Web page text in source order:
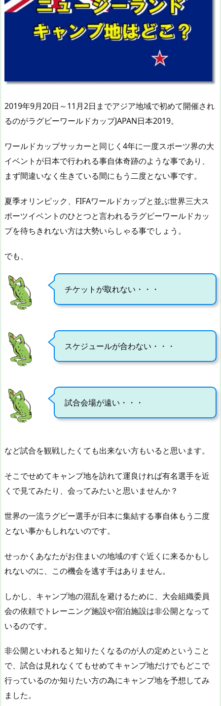
2019年9月20日～11月2日までアジア地域で初めて開催され
るのがラグビーワールドカップJAPAN日本2019。
ワールドカップサッカーと同じく4年に一度スポーツ界の大
イベントが日本で行われる事自体奇跡のような事であり、
まず間違いなく生きている間にもう二度とない事です。
夏季オリンピック、FIFAワールドカップと並ぶ世界三大ス
ポーツイベントのひとつと言われるラグビーワールドカッ
プを待ちきれない方は大勢いらしゃる事でしょう。
でも、
チケットが取れない・・・
スケジュールが合わない・・・
試合会場が遠い・・・
など試合を観戦したくても出来ない方もいると思います。
そこでせめてキャンプ地を訪れて運良ければ有名選手を近
くで見てみたり、会ってみたいと思いませんか？
世界の一流ラグビー選手が日本に集結する事自体もう二度
とない事かもしれないのです。
せっかくあなたがお住まいの地域のすぐ近くに来るかもし
れないのに、この機会を逃す手はありません。
しかし、キャンプ地の混乱を避けるために、大会組織委員
会の依頼でトレーニング施設や宿泊施設は非公開となって
いるのです。
非公開といわれると知りたくなるのが人の定めということ
で、試合は見れなくてもせめてキャンプ地だけでもどこで
行っているのか知りたい方の為にキャンプ地を予想してみ
ました。